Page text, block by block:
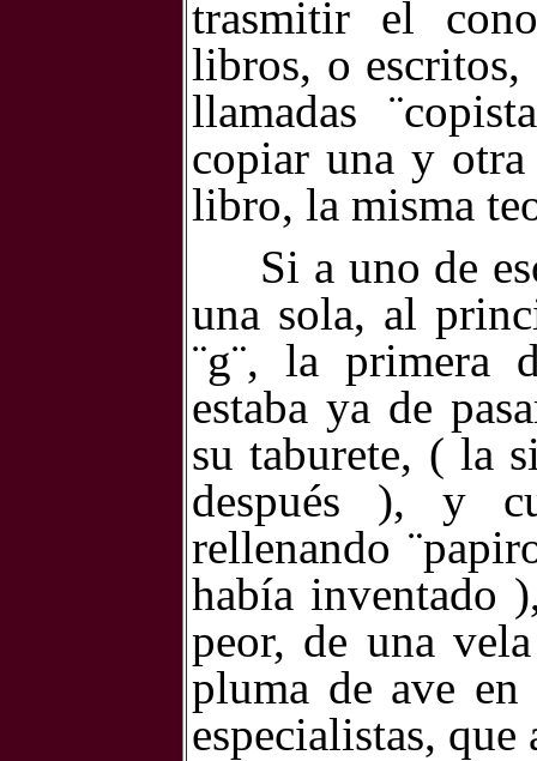
trasmitir el
libros, o escritos,
llamadas
copiar una y
libro, la misma
Si a uno de
una sola, al
¨g¨, la primera
estaba ya de
su taburete, ( la
después ), y
rellenando
había inventado
peor, de una
pluma de ave
especialistas,